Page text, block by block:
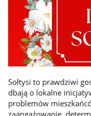
Sołtysi to prawdziwi
dbają o lokalne
problemów
zaangażowanie,